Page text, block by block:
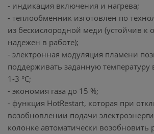
- индикация включения и нагрева;
- теплообменник изготовлен по
из бескислородной меди (устойчив к
надежен в работе);
- электронная модуляция пламени
поддерживать заданную температуру
1-3 °C;
- экономия газа до 15 %;
- функция HotRestart, которая при
возобновлении подачи
колонке автоматически возобновить